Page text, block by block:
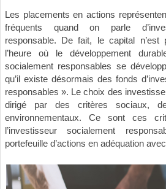
Les placements en actions
fréquents quand on parle
responsable. De fait, le capital n’est
l’heure où le développement
socialement responsables se
qu’il existe désormais des fonds
responsables ». Le choix des
dirigé par des critères sociaux,
environnementaux. Ce sont ces
l’investisseur socialement
portefeuille d’actions en adéquation